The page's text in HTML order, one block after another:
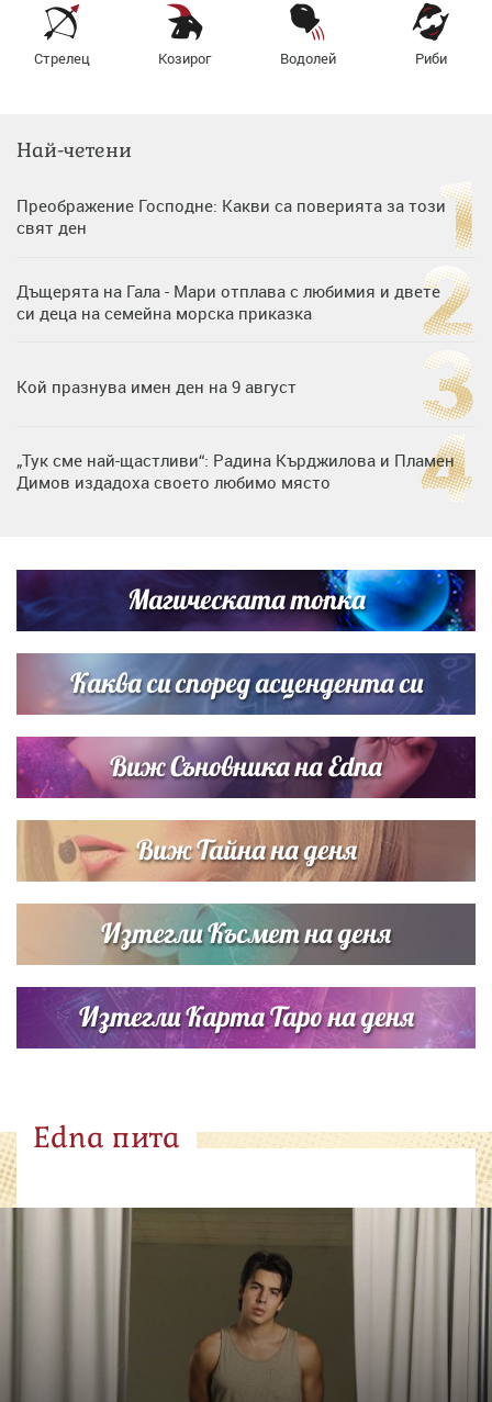
Стрелец Козирог Водолей Риби
Най-четени
Преображение Господне: Какви са поверията за този
свят ден
Дъщерята на Гала - Мари отплава с любимия и двете
си деца на семейна морска приказка
Кой празнува имен ден на 9 август
„Тук сме най-щастливи“: Радина Кърджилова и Пламен
Димов издадоха своето любимо място
Братя Аргирови я изненадаха с песен
Магическата топка
Каква си според асцендента си
Виж Съновника на Edna
Виж Тайна на деня
Изтегли Късмет на деня
Изтегли Карта Таро на деня
Edna пита